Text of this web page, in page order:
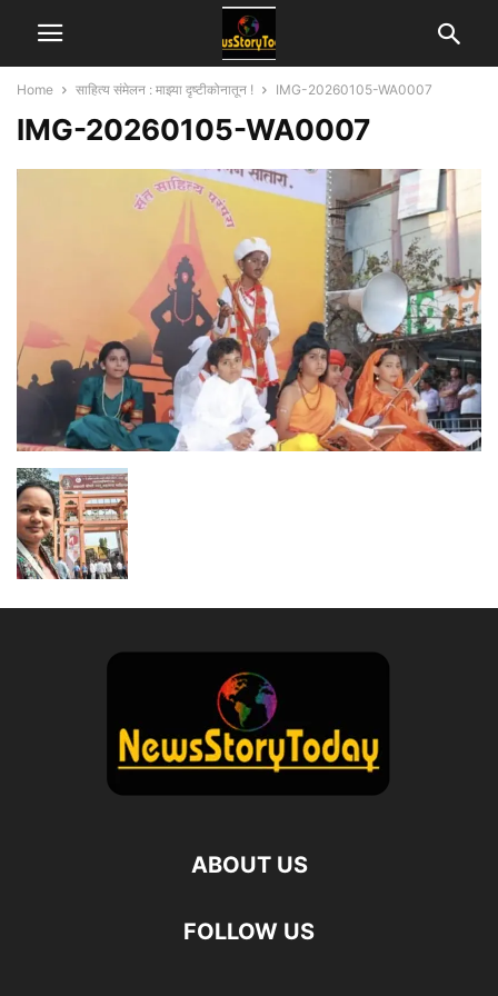
Home साहित्य संमेलन : माझ्या दृष्टीकोनातून ! IMG-20260105-WA0007
IMG-20260105-WA0007
ABOUT US
FOLLOW US